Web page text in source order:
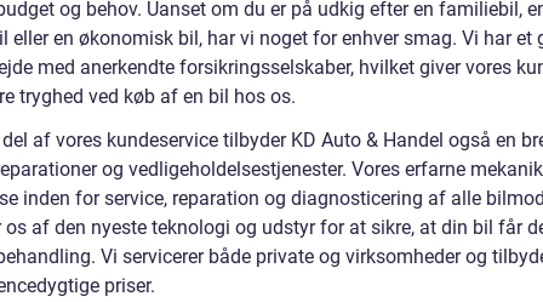
og behov. Uanset om du er på udkig efter en familiebil,
eller en økonomisk bil, har vi noget for enhver smag. Vi har et
med anerkendte forsikringsselskaber, hvilket giver vores
tryghed ved køb af en bil hos os.
af vores kundeservice tilbyder KD Auto & Handel også en
og vedligeholdelsestjenester. Vores erfarne
inden for service, reparation og diagnosticering af alle
os af den nyeste teknologi og udstyr for at sikre, at din bil får
Vi servicerer både private og virksomheder og
priser.